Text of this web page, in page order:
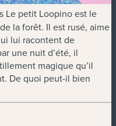
Le petit Loopino est le
la forêt. Il est rusé, aime
lui racontent de
une nuit d’été, il
magique qu’il
De quoi peut-il bien